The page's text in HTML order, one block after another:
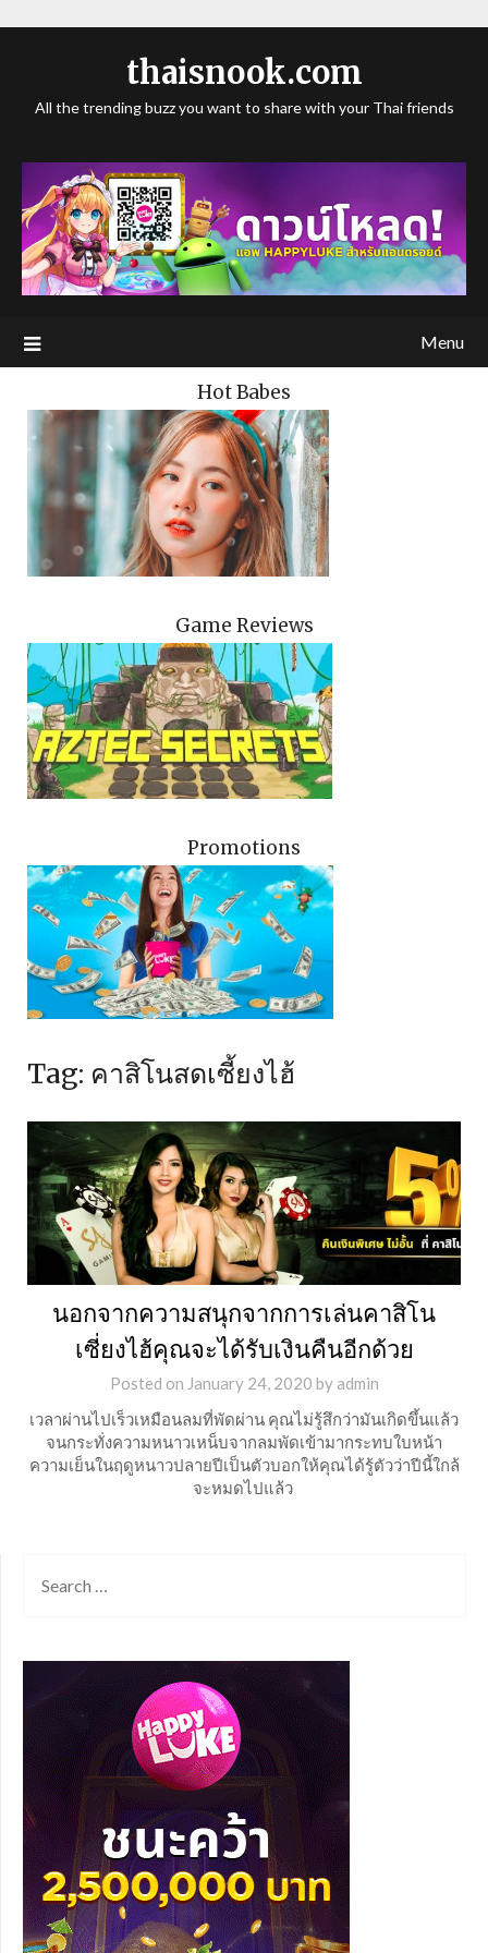
thaisnook.com
All the trending buzz you want to share with your Thai friends
Menu
Hot Babes
Game Reviews
Promotions
Tag: คาสิโนสดเซี้ยงไฮ้
นอกจากความสนุกจากการเล่นคาสิโน
เซี่ยงไฮ้คุณจะได้รับเงินคืนอีกด้วย
Posted on January 24, 2020 by admin
เวลาผ่านไปเร็วเหมือนลมที่พัดผ่าน คุณไม่รู้สึกว่ามันเกิดขึ้นแล้ว
จนกระทั่งความหนาวเหน็บจากลมพัดเข้ามากระทบใบหน้า
ความเย็นในฤดูหนาวปลายปีเป็นตัวบอกให้คุณได้รู้ตัวว่าปีนี้ใกล้
จะหมดไปแล้ว